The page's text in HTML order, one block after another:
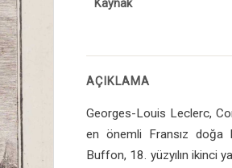
Kaynak
AÇIKLAMA
Georges-Louis Leclerc,
en önemli Fransız doğa
Buffon, 18. yüzyılın ikinci